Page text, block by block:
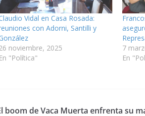
Vidal en Casa Rosada:
con Adorni, Santilli y
noviembre, 2025
En "Política"
7
En
boom de Vaca Muerta enfrenta su